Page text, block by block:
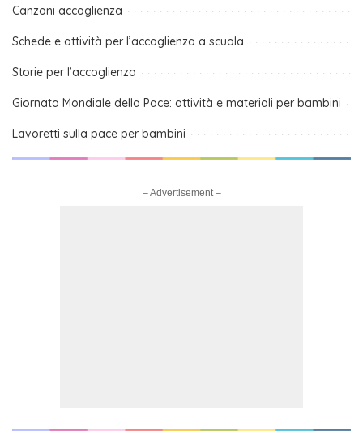
Canzoni accoglienza
Schede e attività per l’accoglienza a scuola
Storie per l’accoglienza
Giornata Mondiale della Pace: attività e materiali per bambini
Lavoretti sulla pace per bambini
– Advertisement –